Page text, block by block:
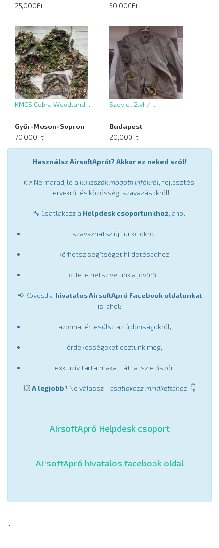
25,000Ft
50,000Ft
KMCS Cobra Woodland…
Győr-Moson-Sopron
70,000Ft
Szovjet 2.vh/…
Budapest
20,000Ft
Használsz AirsoftAprót? Akkor ez neked szól!
👉 Ne maradj le a kulisszák mögötti infókról, fejlesztési
tervekről és közösségi szavazásokról!
🔧 Csatlakozz a Helpdesk csoportunkhoz, ahol:
szavazhatsz új funkciókról,
kérhetsz segítséget hirdetésedhez,
ötletelhetsz velünk a jövőről!
📢 Kövesd a hivatalos AirsoftApró Facebook oldalunkat
is, ahol:
azonnal értesülsz az újdonságokról,
érdekességeket osztunk meg,
exkluzív tartalmakat láthatsz először!
💥A legjobb? Ne válassz –csatlakozz mindkettőhöz! 👇
AirsoftApró Helpdesk csoport
AirsoftApró hivatalos facebook oldal
...